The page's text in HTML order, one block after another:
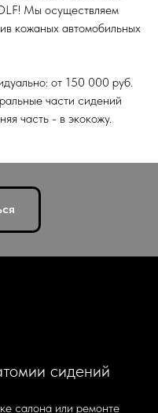
Мы осуществляем
кожаных автомобильных
от 150 000 руб.
части сидений
часть - в экокожу.
сидений
салона или ремонте